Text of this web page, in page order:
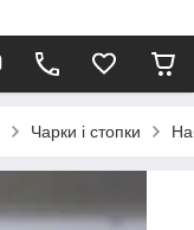
Чарки і стопки